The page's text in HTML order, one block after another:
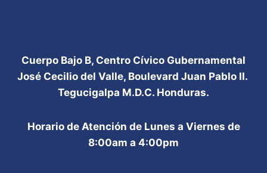
Cuerpo Bajo B, Centro Cívico Gubernamental
José Cecilio del Valle, Boulevard Juan Pablo II.
Tegucigalpa M.D.C. Honduras.
Horario de Atención de Lunes a Viernes de
8:00am a 4:00pm